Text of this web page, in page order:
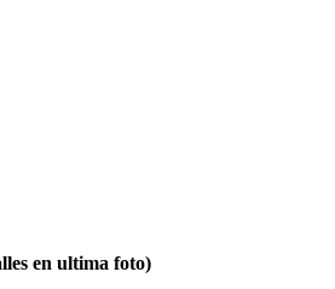
en ultima foto)